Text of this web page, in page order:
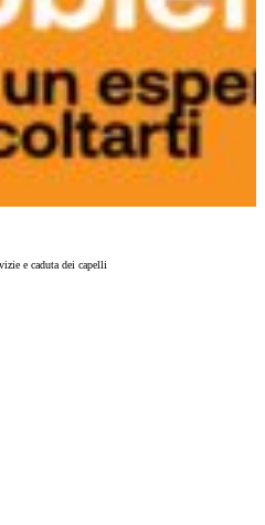
e caduta dei capelli